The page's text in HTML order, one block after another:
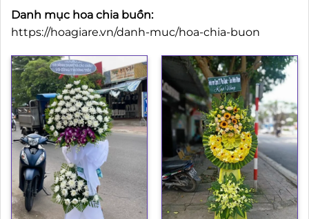
Danh mục hoa chia buồn:
https://hoagiare.vn/danh-muc/hoa-chia-buon